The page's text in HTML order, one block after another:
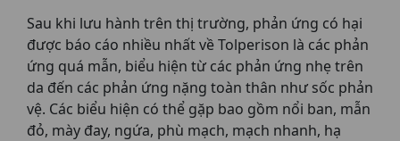
Sau khi lưu hành trên thị trường, phản ứng có hại
được báo cáo nhiều nhất về Tolperison là các phản
ứng quá mẫn, biểu hiện từ các phản ứng nhẹ trên
da đến các phản ứng nặng toàn thân như sốc phản
vệ. Các biểu hiện có thể gặp bao gồm nổi ban, mẫn
đỏ, mày đay, ngứa, phù mạch, mạch nhanh, hạ